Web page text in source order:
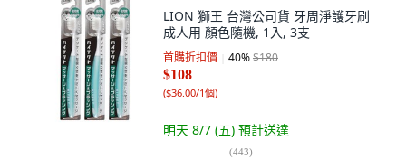
LION 獅王 台灣公司貨 牙周淨護牙刷
成人用 顏色隨機, 1入, 3支
首購折扣價 40%$180
$108
($36.00/1個)
明天 8/7 (五) 預計送達
(443)